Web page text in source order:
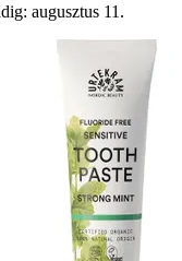
augusztus 11.